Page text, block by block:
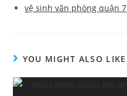
vệ sinh văn phòng quận 7
YOU MIGHT ALSO LIKE